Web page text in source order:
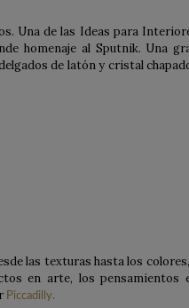
Una de las Ideas para
homenaje al Sputnik. Una
de latón y cristal
las texturas hasta los
en arte, los pensamientos
Piccadilly.